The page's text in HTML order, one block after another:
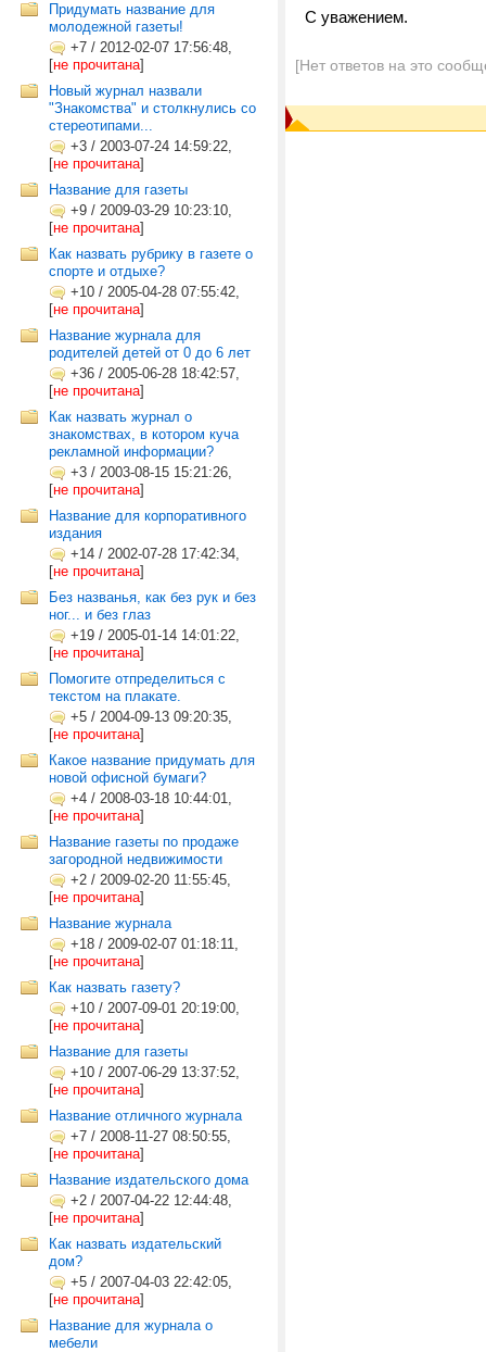
Придумать название для
молодежной газеты!
+7 / 2012-02-07 17:56:48,
[не прочитана]
Новый журнал назвали
"Знакомства" и столкнулись со
стереотипами...
+3 / 2003-07-24 14:59:22,
[не прочитана]
Название для газеты
+9 / 2009-03-29 10:23:10,
[не прочитана]
Как назвать рубрику в газете о
спорте и отдыхе?
+10 / 2005-04-28 07:55:42,
[не прочитана]
Название журнала для
родителей детей от 0 до 6 лет
+36 / 2005-06-28 18:42:57,
[не прочитана]
Как назвать журнал о
знакомствах, в котором куча
рекламной информации?
+3 / 2003-08-15 15:21:26,
[не прочитана]
Название для корпоративного
издания
+14 / 2002-07-28 17:42:34,
[не прочитана]
Без названья, как без рук и без
ног... и без глаз
+19 / 2005-01-14 14:01:22,
[не прочитана]
Помогите отпределиться с
текстом на плакате.
+5 / 2004-09-13 09:20:35,
[не прочитана]
Какое название придумать для
новой офисной бумаги?
+4 / 2008-03-18 10:44:01,
[не прочитана]
Название газеты по продаже
загородной недвижимости
+2 / 2009-02-20 11:55:45,
[не прочитана]
Название журнала
+18 / 2009-02-07 01:18:11,
[не прочитана]
Как назвать газету?
+10 / 2007-09-01 20:19:00,
[не прочитана]
Название для газеты
+10 / 2007-06-29 13:37:52,
[не прочитана]
Название отличного журнала
+7 / 2008-11-27 08:50:55,
[не прочитана]
Название издательского дома
+2 / 2007-04-22 12:44:48,
[не прочитана]
Как назвать издательский
дом?
+5 / 2007-04-03 22:42:05,
[не прочитана]
Название для журнала о
мебели
С уважением.
[Нет ответов на это